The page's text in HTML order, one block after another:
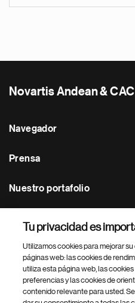
Novartis Andean &
Navegador
Prensa
Nuestro portafolio
Footer Site Search
Tu privacidad es
Utilizamos cookies para mejorar
páginas web: las cookies de
utiliza esta página web, las
preferencias y las cookies de
contenido relevante para usted.